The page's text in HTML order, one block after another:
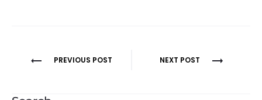
Navegación
PREVIOUS POST NEXT POST